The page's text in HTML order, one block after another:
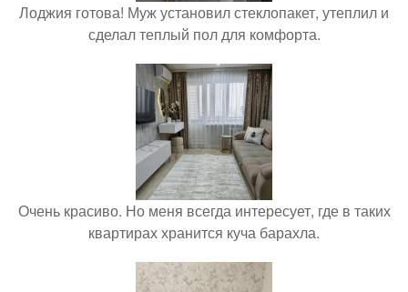
Лоджия готова! Муж установил стеклопакет, утеплил и
сделал теплый пол для комфорта.
Очень красиво. Но меня всегда интересует, где в таких
квартирах хранится куча барахла.